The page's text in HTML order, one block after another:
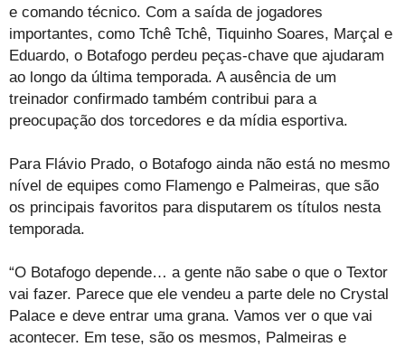
e comando técnico. Com a saída de jogadores
importantes, como Tchê Tchê, Tiquinho Soares, Marçal e
Eduardo, o Botafogo perdeu peças-chave que ajudaram
ao longo da última temporada. A ausência de um
treinador confirmado também contribui para a
preocupação dos torcedores e da mídia esportiva.
Para Flávio Prado, o Botafogo ainda não está no mesmo
nível de equipes como Flamengo e Palmeiras, que são
os principais favoritos para disputarem os títulos nesta
temporada.
“O Botafogo depende… a gente não sabe o que o Textor
vai fazer. Parece que ele vendeu a parte dele no Crystal
Palace e deve entrar uma grana. Vamos ver o que vai
acontecer. Em tese, são os mesmos, Palmeiras e